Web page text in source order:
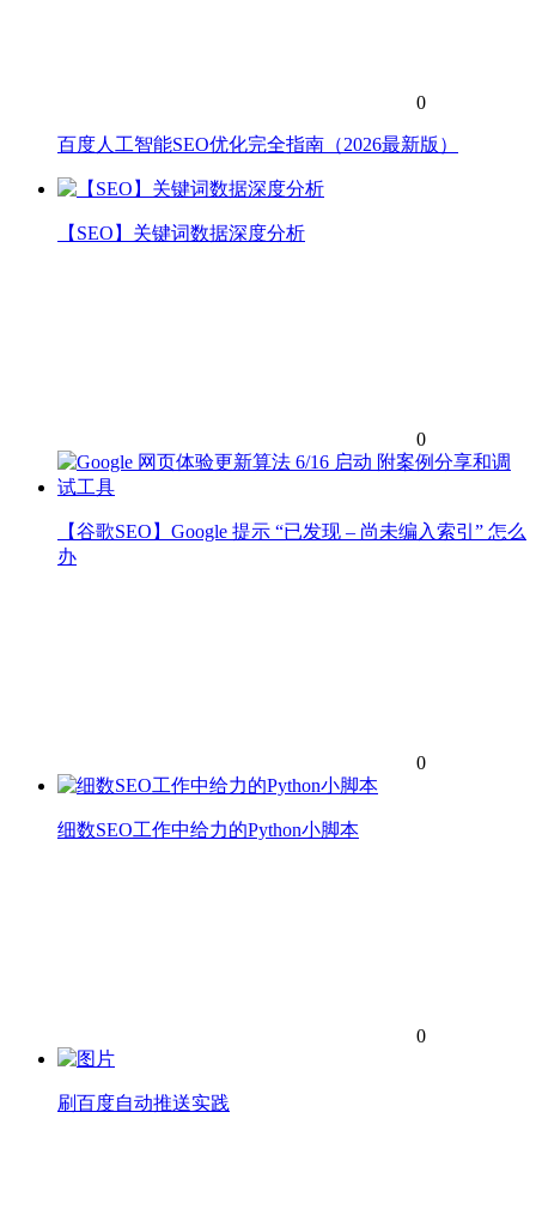
0
百度人工智能SEO优化完全指南（2026最新版）
【SEO】关键词数据深度分析
0
【谷歌SEO】Google 提示 “已发现 – 尚未编入索引” 怎么
办
0
细数SEO工作中给力的Python小脚本
0
刷百度自动推送实践